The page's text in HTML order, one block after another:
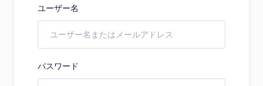
ユーザー名
パスワード